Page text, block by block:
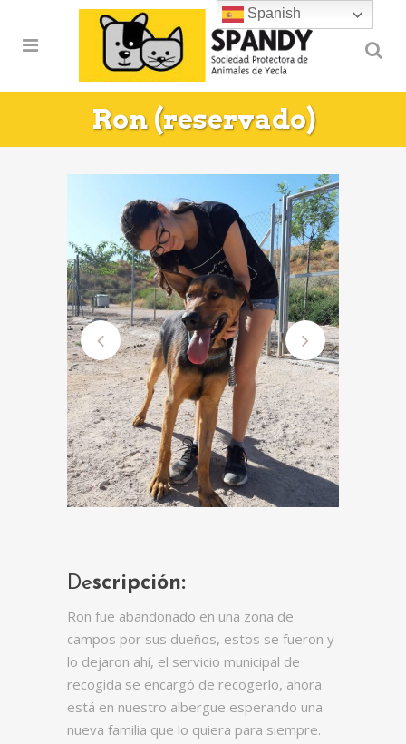
Ron (reservado)
Descripción:
Ron fue abandonado en una zona de
campos por sus dueños, estos se fueron y
lo dejaron ahí, el servicio municipal de
recogida se encargó de recogerlo, ahora
está en nuestro albergue esperando una
nueva familia que lo quiera para siempre.
Spanish